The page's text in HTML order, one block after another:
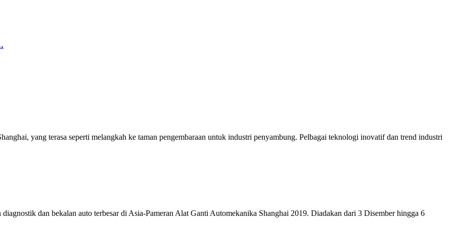
yang terasa seperti melangkah ke taman pengembaraan untuk industri penyambung. Pelbagai teknologi inovatif dan trend industri
diagnostik dan bekalan auto terbesar di Asia-Pameran Alat Ganti Automekanika Shanghai 2019. Diadakan dari 3 Disember hingga 6